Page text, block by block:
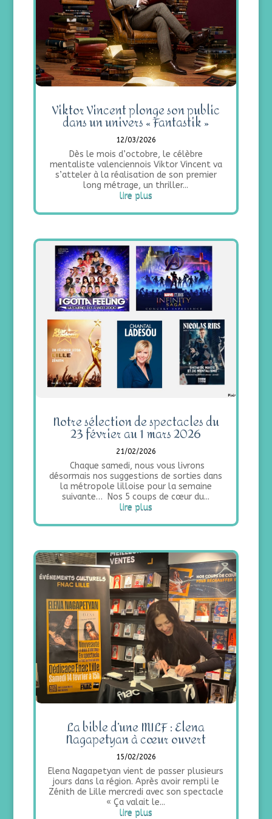
Viktor Vincent plonge son public
dans un univers « Fantastik »
12/03/2026
Dès le mois d’octobre, le célèbre
mentaliste valenciennois Viktor Vincent va
s’atteler à la réalisation de son premier
long métrage, un thriller...
lire plus
Notre sélection de spectacles du
23 février au 1 mars 2026
21/02/2026
Chaque samedi, nous vous livrons
désormais nos suggestions de sorties dans
la métropole lilloise pour la semaine
suivante… Nos 5 coups de cœur du...
lire plus
La bible d’une MILF : Elena
Nagapetyan à cœur ouvert
15/02/2026
Elena Nagapetyan vient de passer plusieurs
jours dans la région. Après avoir rempli le
Zénith de Lille mercredi avec son spectacle
« Ça valait le...
lire plus